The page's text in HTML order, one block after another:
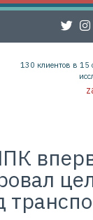
130 клиентов в 15